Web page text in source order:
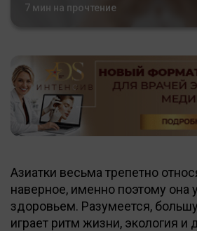
7 мин на прочтение
Азиатки весьма трепетно
наверное, именно поэтому она
здоровьем. Разумеется,
играет ритм жизни, экология